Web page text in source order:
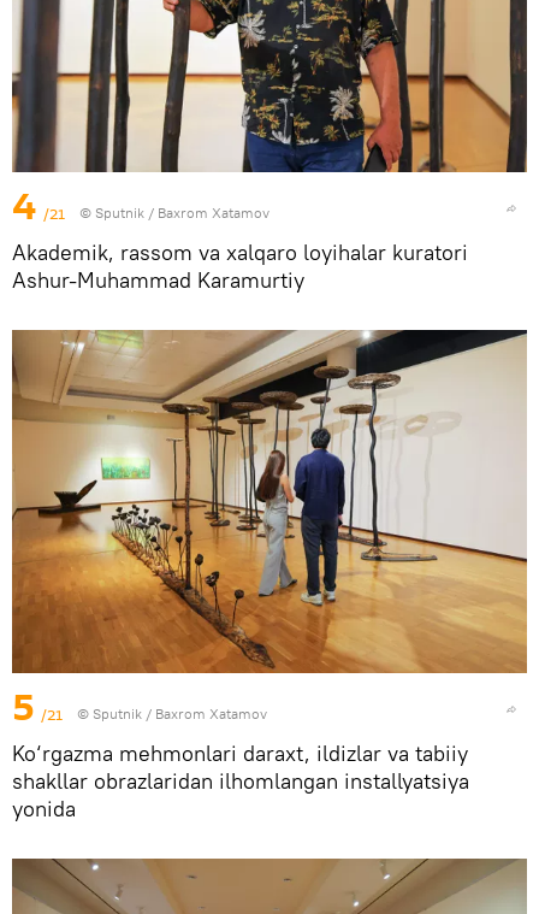
4 /21 © Sputnik / Baxrom Xatamov
Akademik, rassom va xalqaro loyihalar kuratori
Ashur-Muhammad Karamurtiy
5 /21 © Sputnik / Baxrom Xatamov
Ko‘rgazma mehmonlari daraxt, ildizlar va tabiiy
shakllar obrazlaridan ilhomlangan installyatsiya
yonida